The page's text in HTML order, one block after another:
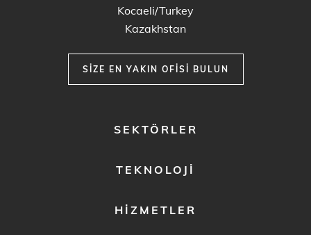
Kocaeli/Turkey
Kazakhstan
SIZE EN YAKIN OFISI BULUN
SEKTÖRLER
TEKNOLOJI
HIZMETLER